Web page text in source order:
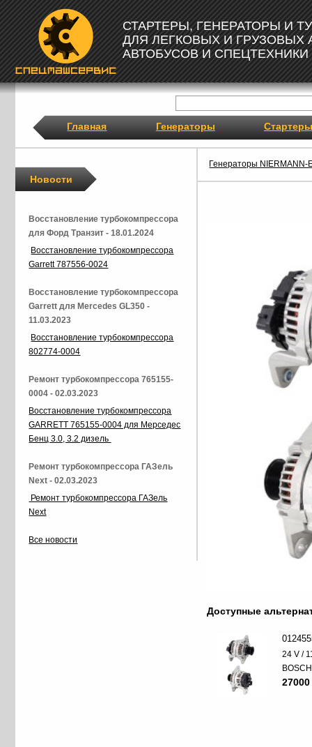
СТАРТЕРЫ, ГЕНЕРАТОРЫ И
ДЛЯ ЛЕГКОВЫХ И ГРУЗОВЫХ
АВТОБУСОВ И СПЕЦТЕХНИКИ
Главная Генераторы Стартеры
Генераторы NIERMANN-
Доступные
24 V /
BOSCH
Новости
Восстановление турбокомпрессора
для Форд Транзит - 18.01.2024
Восстановление турбокомпрессора
Garrett 787556-0024
Восстановление турбокомпрессора
Garrett для Mercedes GL350 -
11.03.2023
Восстановление турбокомпрессора
802774-0004
Ремонт турбокомпрессора 765155-
0004 - 02.03.2023
Восстановление турбокомпрессора
GARRETT 765155-0004 для Мерседес
Бенц 3.0, 3.2 дизель
Ремонт турбокомпрессора ГАЗель
Next - 02.03.2023
Ремонт турбокомпрессора ГАЗель
Next
Все новости